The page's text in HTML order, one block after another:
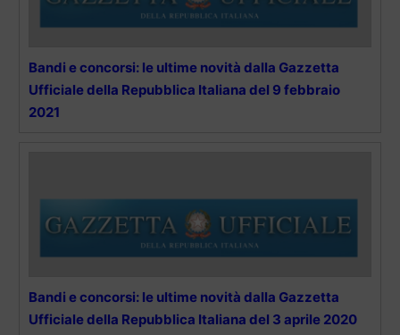
Bandi e concorsi: le ultime novità dalla Gazzetta
Ufficiale della Repubblica Italiana del 9 febbraio
2021
Bandi e concorsi: le ultime novità dalla Gazzetta
Ufficiale della Repubblica Italiana del 3 aprile 2020